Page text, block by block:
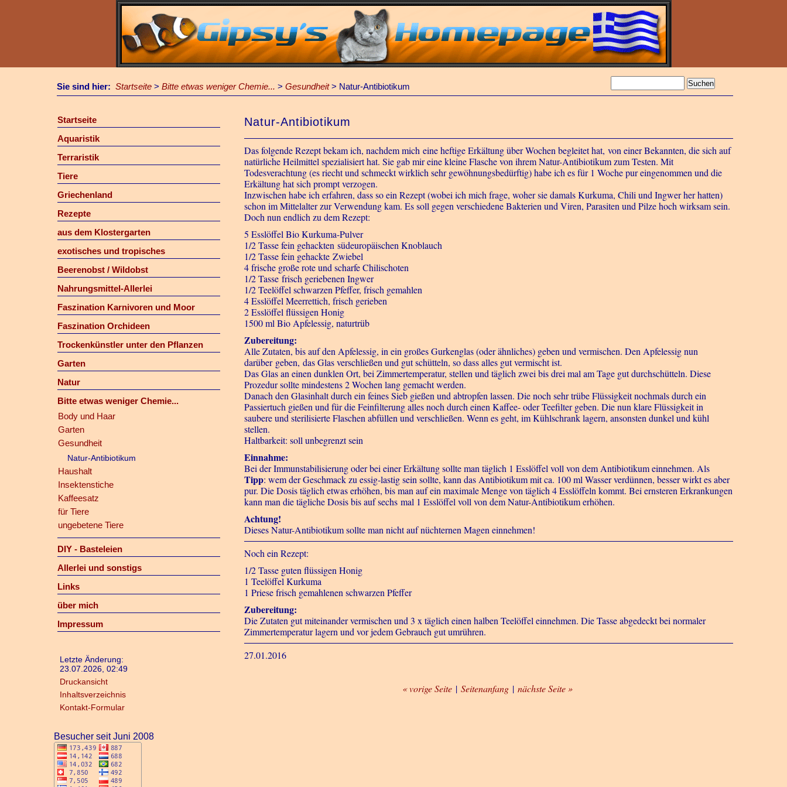
Sie sind hier: Startseite > Bitte etwas weniger Chemie... > Gesundheit> Natur-Antibiotikum
Startseite
Aquaristik
Terraristik
Tiere
Griechenland
Rezepte
aus dem Klostergarten
exotisches und tropisches
Beerenobst / Wildobst
Nahrungsmittel-Allerlei
Faszination Karnivoren und Moor
Faszination Orchideen
Trockenkünstler unter den Pflanzen
Garten
Natur
Bitte etwas weniger Chemie...
Body und Haar
Garten
Gesundheit
Natur-Antibiotikum
Haushalt
Insektenstiche
Kaffeesatz
für Tiere
ungebetene Tiere
DIY - Basteleien
Allerlei und sonstigs
Links
über mich
Impressum
Letzte Änderung:
23.07.2026, 02:49
Druckansicht
Inhaltsverzeichnis
Kontakt-Formular
Besucher seit Juni 2008
Natur-Antibiotikum
Das folgende Rezept bekam ich, nachdem mich eine heftige Erkältung über Wochen begleitet hat, von einer Bekannten, die sich auf
natürliche Heilmittel spezialisiert hat. Sie gab mir eine kleine Flasche von ihrem Natur-Antibiotikum zum Testen. Mit
Todesverachtung (es riecht und schmeckt wirklich sehr gewöhnungsbedürftig) habe ich es für 1 Woche pur eingenommen und die
Erkältung hat sich prompt verzogen.
Inzwischen habe ich erfahren, dass so ein Rezept (wobei ich mich frage, woher sie damals Kurkuma, Chili und Ingwer her hatten)
schon im Mittelalter zur Verwendung kam. Es soll gegen verschiedene Bakterien und Viren, Parasiten und Pilze hoch wirksam sein.
Doch nun endlich zu dem Rezept:
5 Esslöffel Bio Kurkuma-Pulver
1/2 Tasse fein gehackten südeuropäischen Knoblauch
1/2 Tasse fein gehackte Zwiebel
4 frische große rote und scharfe Chilischoten
1/2 Tasse frisch geriebenen Ingwer
1/2 Teelöffel schwarzen Pfeffer, frisch gemahlen
4 Esslöffel Meerrettich, frisch gerieben
2 Esslöffel flüssigen Honig
1500 ml Bio Apfelessig, naturtrüb
Zubereitung:
Alle Zutaten, bis auf den Apfelessig, in ein großes Gurkenglas (oder ähnliches) geben und vermischen. Den Apfelessig nun
darüber geben, das Glas verschließen und gut schütteln, so dass alles gut vermischt ist.
Das Glas an einen dunklen Ort, bei Zimmertemperatur, stellen und täglich zwei bis drei mal am Tage gut durchschütteln. Diese
Prozedur sollte mindestens 2 Wochen lang gemacht werden.
Danach den Glasinhalt durch ein feines Sieb gießen und abtropfen lassen. Die noch sehr trübe Flüssigkeit nochmals durch ein
Passiertuch gießen und für die Feinfilterung alles noch durch einen Kaffee- oder Teefilter geben. Die nun klare Flüssigkeit in
saubere und sterilisierte Flaschen abfüllen und verschließen. Wenn es geht, im Kühlschrank lagern, ansonsten dunkel und kühl
stellen.
Haltbarkeit: soll unbegrenzt sein
Einnahme:
Bei der Immunstabilisierung oder bei einer Erkältung sollte man täglich 1 Esslöffel voll von dem Antibiotikum einnehmen. Als
Tipp: wem der Geschmack zu essig-lastig sein sollte, kann das Antibiotikum mit ca. 100 ml Wasser verdünnen, besser wirkt es aber
pur. Die Dosis täglich etwas erhöhen, bis man auf ein maximale Menge von täglich 4 Esslöffeln kommt. Bei ernsteren Erkrankungen
kann man die tägliche Dosis bis auf sechs mal 1 Esslöffel voll von dem Natur-Antibiotikum erhöhen.
Achtung!
Dieses Natur-Antibiotikum sollte man nicht auf nüchternen Magen einnehmen!
Noch ein Rezept:
1/2 Tasse guten flüssigen Honig
1 Teelöffel Kurkuma
1 Priese frisch gemahlenen schwarzen Pfeffer
Zubereitung:
Die Zutaten gut miteinander vermischen und 3 x täglich einen halben Teelöffel einnehmen. Die Tasse abgedeckt bei normaler
Zimmertemperatur lagern und vor jedem Gebrauch gut umrühren.
27.01.2016
« vorige Seite | Seitenanfang | nächste Seite »